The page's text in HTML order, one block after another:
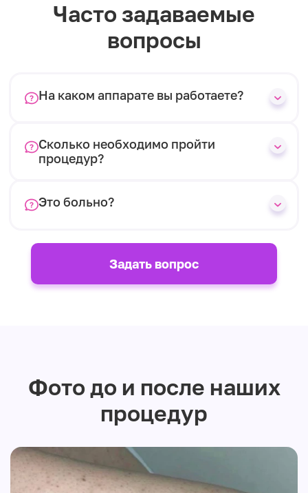
Часто задаваемые
вопросы
На каком аппарате вы работаете?
Сколько необходимо пройти
процедур?
Это больно?
Задать вопрос
Фото до и после наших
процедур